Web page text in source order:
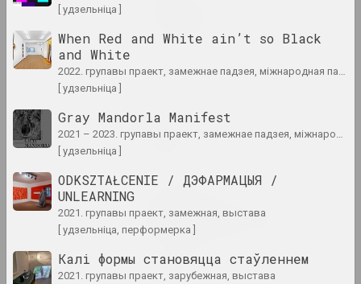
in-between
Кацярына Кузьмічова
Limbo
LOWER EDGE UPPER EDGE
2024 – 2025. персанальная выстава
PhotoArtDoc
[ удзельніца ]
When Red and White ain’t so Black
and White
2022. групавы праект, замежнае падзея, міжнародная падзея
[ удзельніца ]
Gray Mandorla Manifest
2021 – 2023. групавы праект, замежнае падзея, міжнародная падзея
[ удзельніца ]
ODKSZTAŁCENIE / ДЭФАРМАЦЫЯ /
UNLEARNING
2021. групавы праект, замежная, выстава
[ удзельніца, перформерка ]
Калі формы становяцца стаўленнем
2021. групавы праект, зарубежная, выстава